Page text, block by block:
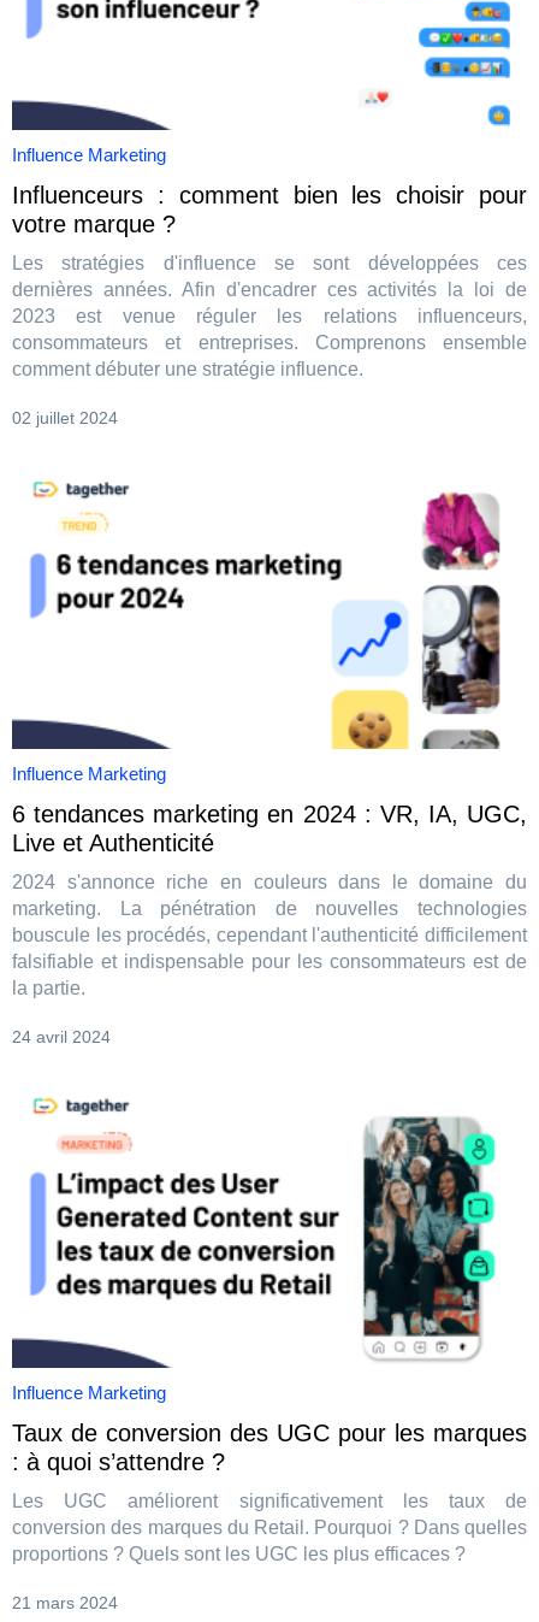
Influence Marketing
Influenceurs : comment bien les choisir pour
votre marque ?
Les stratégies d'influence se sont développées ces
dernières années. Afin d'encadrer ces activités la loi de
2023 est venue réguler les relations influenceurs,
consommateurs et entreprises. Comprenons ensemble
comment débuter une stratégie influence.
02 juillet 2024
Influence Marketing
6 tendances marketing en 2024 : VR, IA, UGC,
Live et Authenticité
2024 s'annonce riche en couleurs dans le domaine du
marketing. La pénétration de nouvelles technologies
bouscule les procédés, cependant l'authenticité difficilement
falsifiable et indispensable pour les consommateurs est de
la partie.
24 avril 2024
Influence Marketing
Taux de conversion des UGC pour les marques
: à quoi s’attendre ?
Les UGC améliorent significativement les taux de
conversion des marques du Retail. Pourquoi ? Dans quelles
proportions ? Quels sont les UGC les plus efficaces ?
21 mars 2024